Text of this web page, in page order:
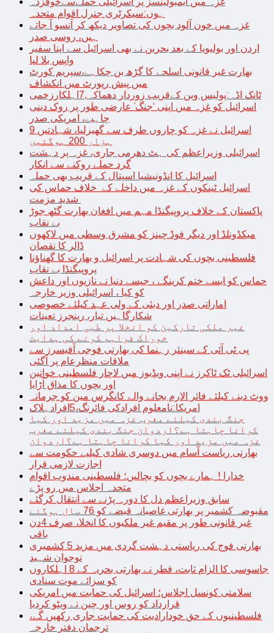
ہوں:سیکرٹری جنرل اقوام متحدہ
غزہ میں خون آلود بچوں کی تصاویر دیکھ کر آنسو آ جاتے
ہیں، روسی صدر
اردن اور بولیویا کے بعد بحرین نے بھی اسرائیل سے اپنا سفیر
واپس بلا لیا
بھارت غیر قانونی اسلحے کا گڑھ بن چکاہے،سپریم کورٹ
میں پیش رپورٹ میں انکشاف
ٹانک اڈہ:پولیس وین کےقریب زوردار دھماکہ,7اہلکارزخمی
اسرائیل کو غزہ میں اپنی ‘جنگ’ عارضی طور پر روک دینی
چاہیے، امریکی صدر
اسرائیل نے غزہ کو چاروں طرف سے گھیرلیا، شہادتیں 9
ہزار 200 ہوگئیں
اسرائیلی وزیراعظم کی ہٹ دھرمی جاری، غزہ پر دہشت
گرد حملے روکنے سے انکار
اسرائیل کا انڈونیشیا اسپتال کے قریب بھی حملہ
اسرائیل ٹینکوں کے غزہ میں داخلے کے خلاف حماس کی
پاکستان کے خلاف پروپیگنڈا مہم میں افغان بھارت گٹھ جوڑ
بے نقاب
میکڈونلڈ اور دیگر فوڈ چینز کو مشرق وسطی میں لاکھوں
ڈالر کا نقصان
فلسطینی بچوں کی شہادت پر اسرائیل و بھارت کا گھناؤنا
پروپیگنڈا بے نقاب
حماس کو ایسے ختم کرینگے ، جیسے دنیا نے نازیوں اور داعش
کو کیا ، اسرائیلی وزیر خارجہ
اماراتی صدر اور دبئی کے ولی عہد کیلئے خصوصی
شکارگاہیں تیار، رینجرز تعینات
غیر ملکی تارکین کو انخلا پر طبی امداد اور
خوراک فراہم کرنے کی ہدایت
پی ٹی آئی کے سینئر رہنما کی بھارتی فوجی آفیسرز سے
ملاقات منظرعام پر آگئی
اسرائیلی ٹک ٹاکرز نے اپنی ویڈیوز میں لاچار فلسطینی خواتین
اور بچوں کا مذاق اُڑایا
ووٹ دینے کیلئے فائر الارم بجانے والے کانگرس مین کو جرمانہ
امریکا:نامعلوم افرادکی فائرنگ،5افرادہلاک
جنگ بندی کیلئے مغرب غزہ میں مزید اور کیا
کرانا چاہتا ہے؟اردوان جنگ بندی کیلئے مغرب
غزہ میں مزید اور کیا کرانا چاہتا ہے؟اردوان
بھارتی ریاست آسام میں دوسری شادی کیلیے حکومت سے
اجازت لازمی قرار
خدارا ! ہمارے بچوں کو بچالیں؛ فلسطینی مندوب اقوام
متحدہ اجلاس میں رو پڑے
سابق وزیراعظم دل کا دورہ پڑنے سے انتقال کرگئے
مقبوضہ کشمیر پر بھارتی غاصبانہ قبضے کو 76 سال ہوگئے
غیر قانونی طور پر مقیم غیر ملکیوں کا انخلا، صرف 4دن
باقی
بھارتی فوج کی ریاستی دہشت گردی میں مزید 5 کشمیری
نوجوان شہید
جاسوسی کا الزام ثابت، قطر نے بھارتی بحریہ کے 8 اہلکاروں
کو سزائے موت سنادی
سلامتی کونسل اجلاس؛ اسرائیل کی حمایت میں امریکی
قرارداد کو روس اور چین نے ویٹو کردیا
فلسطینیوں کے حق خودارادیت کی حمایت جاری رکھیں گے،
ترجمان دفتر خارجہ